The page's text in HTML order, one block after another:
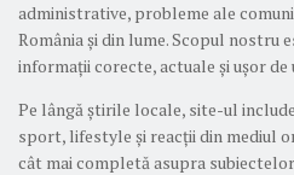
administrative, probleme ale
România și din lume. Scopul
informații corecte, actuale și ușor de
Pe lângă știrile locale, site-ul
sport, lifestyle și reacții din mediul
cât mai completă asupra